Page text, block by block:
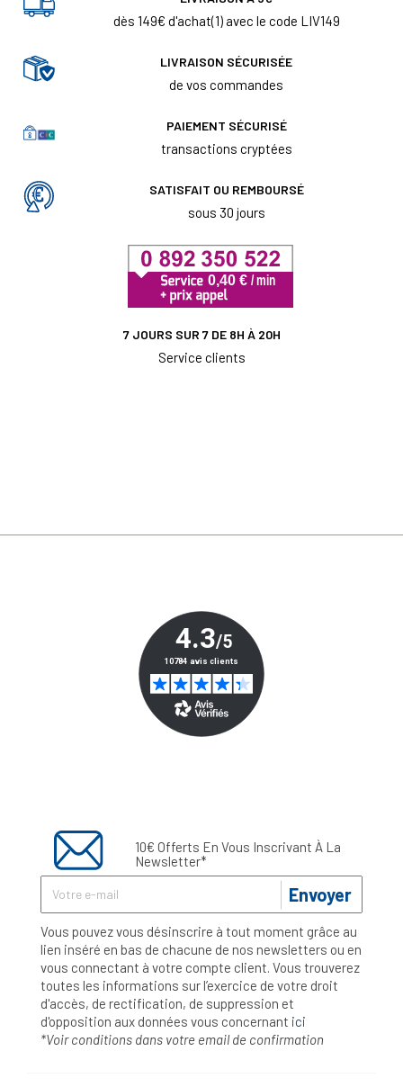
dès 149€ d'achat(1) avec le code LIV149
LIVRAISON SÉCURISÉE
de vos commandes
PAIEMENT SÉCURISÉ
transactions cryptées
SATISFAIT OU REMBOURSÉ
sous 30 jours
7 JOURS SUR 7 DE 8H À 20H
Service clients
10€ Offerts En Vous Inscrivant À La
Newsletter*
Envoyer
Vous pouvez vous désinscrire à tout moment grâce au
lien inséré en bas de chacune de nos newsletters ou en
vous connectant à votre compte client. Vous trouverez
toutes les informations sur l’exercice de votre droit
d'accès, de rectification, de suppression et
d'opposition aux données vous concernant ici
*Voir conditions dans votre email de confirmation